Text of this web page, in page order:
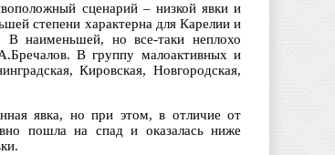
сценарий – низкой явки и
степени характерна для Карелии и
В наименьшей, но все-таки неплохо
В группу малоактивных и
Кировская, Новгородская,
явка, но при этом, в отличие от
пошла на спад и оказалась ниже